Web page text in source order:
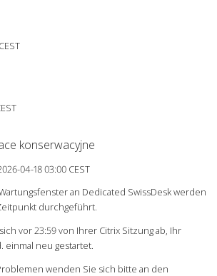
konserwacyjne
04-18 03:00 CEST
an Dedicated SwissDesk werden
durchgeführt.
vor 23:59 von Ihrer Citrix Sitzung ab, Ihr
einmal neu gestartet.
wenden Sie sich bitte an den